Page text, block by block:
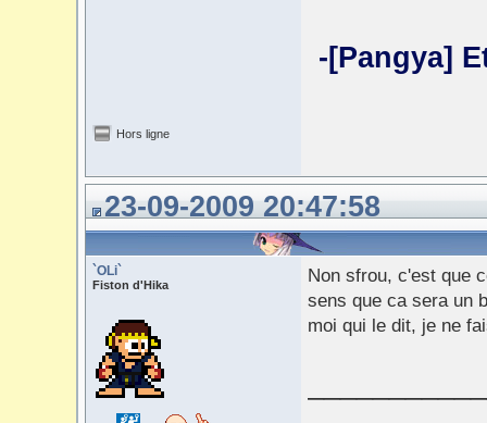
-[Pangya]
Hors ligne
23-09-2009 20:47:58
`OLi`
Fiston d'Hika
Non sfrou, c'est que
sens que ca sera un
moi qui le dit, je ne